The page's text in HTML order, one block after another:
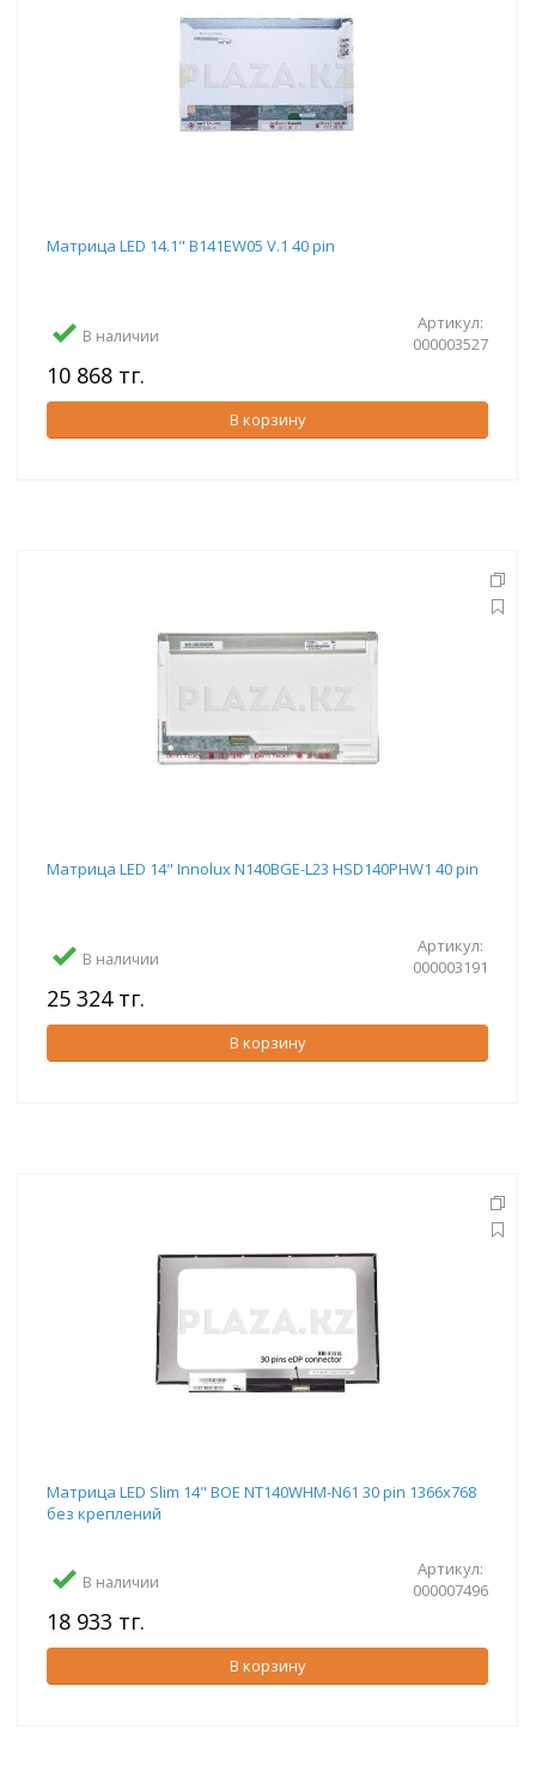
Матрица LED 14.1" B141EW05 V.1 40 pin
В наличии
Артикул:
000003527
10 868 тг.
В корзину
Матрица LED 14" Innolux N140BGE-L23 HSD140PHW1 40 pin
В наличии
Артикул:
000003191
25 324 тг.
В корзину
Матрица LED Slim 14" BOE NT140WHM-N61 30 pin 1366x768
без креплений
В наличии
Артикул:
000007496
18 933 тг.
В корзину